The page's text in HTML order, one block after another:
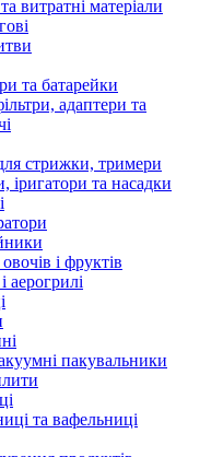
витратні матеріали
та батарейки
адаптери та
стрижки, тримери
іригатори та насадки
і фруктів
аерогрилі
пакувальники
та вафельниці